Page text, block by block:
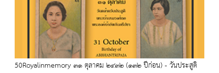
50Royalinmemory ๓๑ ตุลาคม ๒๔๓๒ (๑๓๒ ปีก่อน) - วันประสูติ